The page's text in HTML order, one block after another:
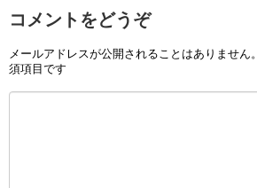
コメントをどうぞ
メールアドレスが公開されることはありません。
須項目です